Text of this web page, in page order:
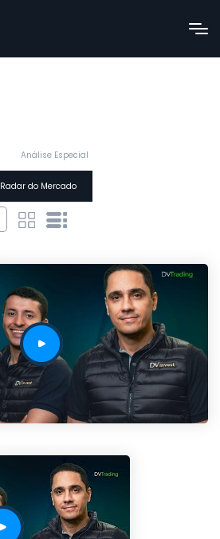
Análise Especial
Radar do Mercado